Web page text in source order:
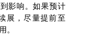
影响。如果预计
展，尽量提前至
。